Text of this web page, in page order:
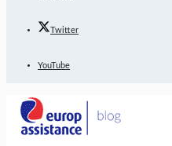
Twitter
YouTube